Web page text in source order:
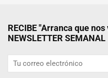
RECIBE "Arranca que
NEWSLETTER SEMANAL